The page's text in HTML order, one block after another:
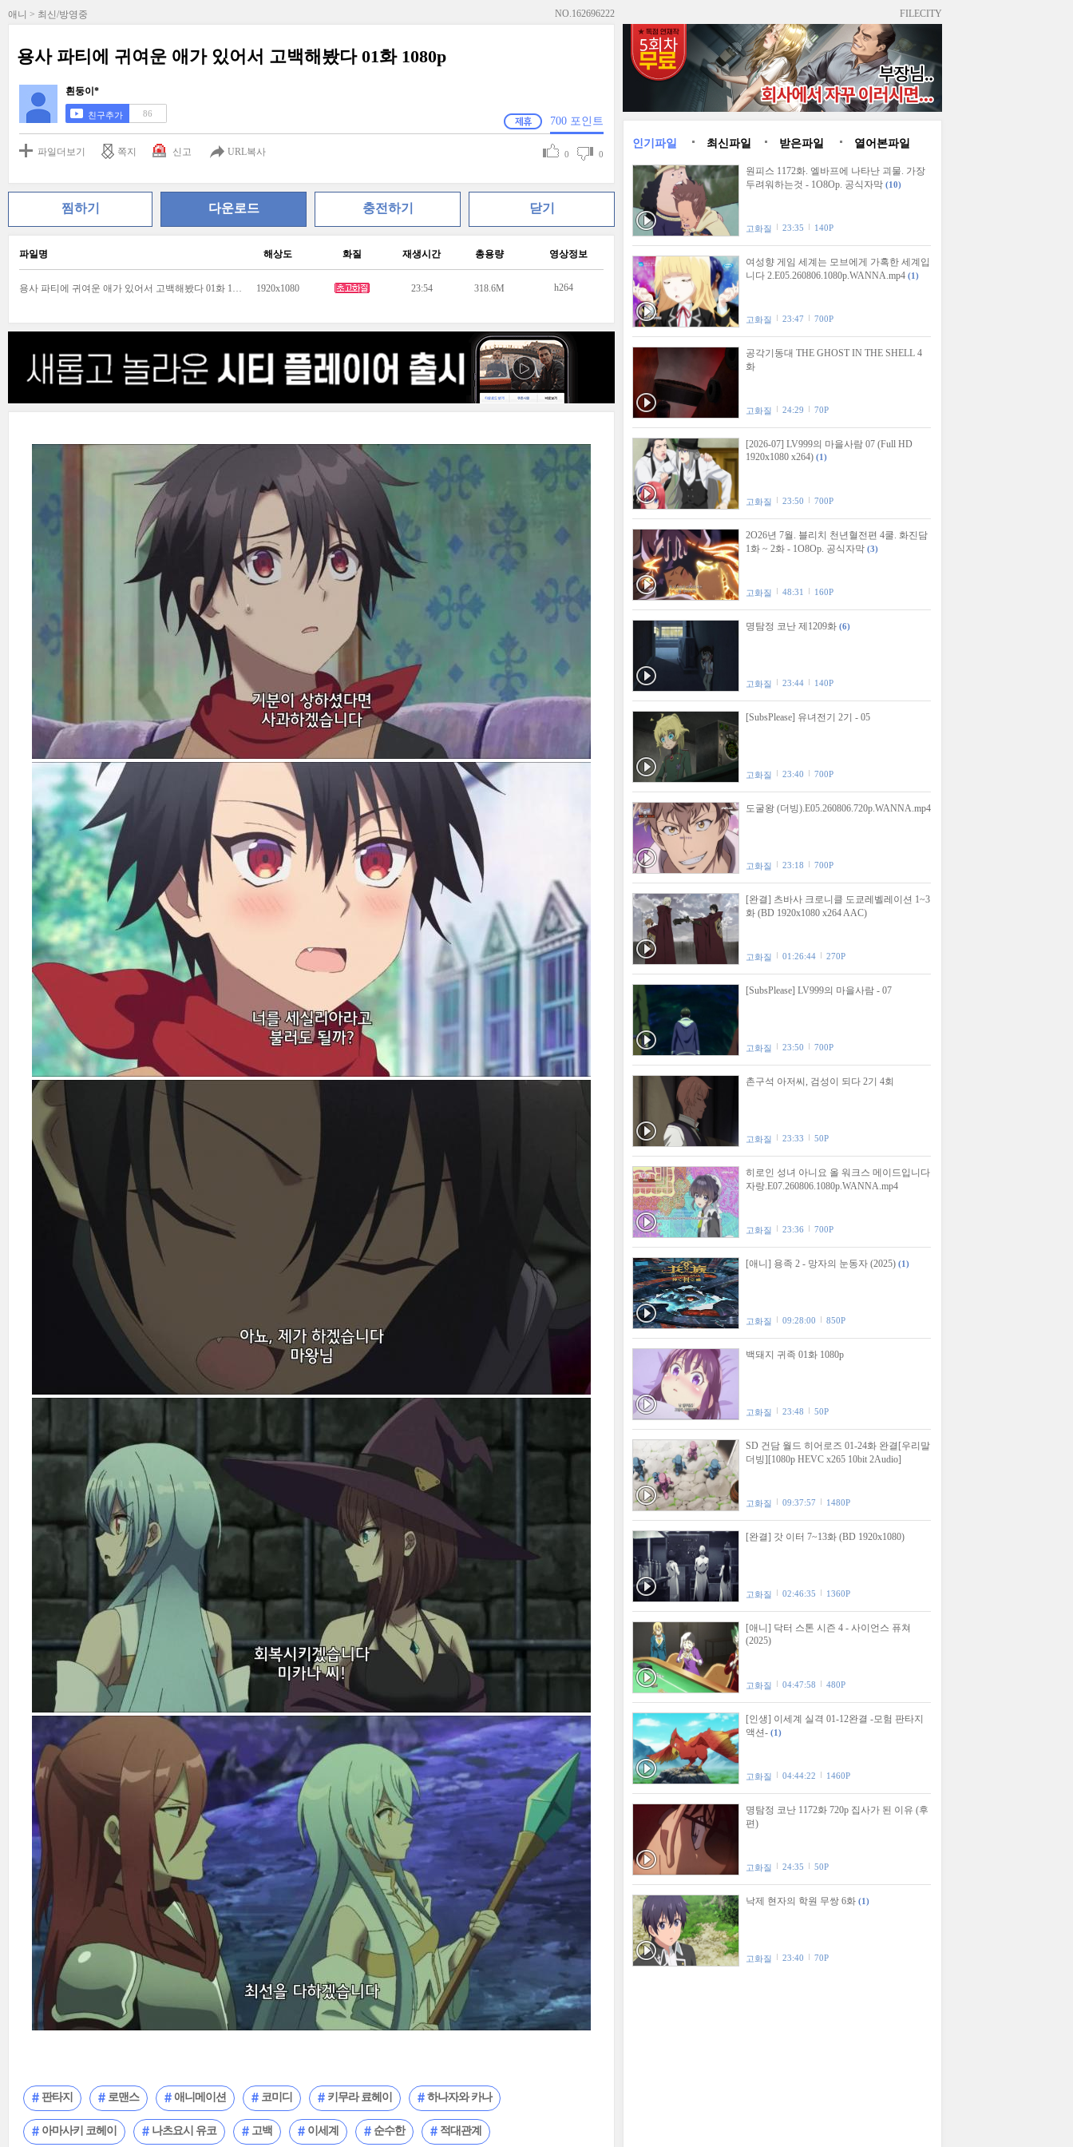
애니 > 최신/방영중 NO.162696222
용사 파티에 귀여운 애가 있어서 고백해봤다 01화 1080p
흰둥이*
친구추가 86
700 포인트
파일더보기 쪽지 신고 URL복사 0 0
찜하기 다운로드 충전하기 닫기
파일명 해상도 화질 재생시간 총용량 영상정보
용사 파티에 귀여운 애가 있어서 고백해봤다 01화 1080p.mp4 1920x1080 23:54 318.6M h264
판타지 로맨스 애니메이션 코미디 키무라 료헤이 하나자와 카나
아마사키 코헤이 나츠요시 유코 고백 이세계 순수한 적대관계
FILECITY
인기파일 최신파일 받은파일 열어본파일
원피스 1172화. 엘바프에 나타난 괴물. 가장
두려워하는것 - 1O8Op. 공식자막 (10)
고화질 23:35 140P
여성향 게임 세계는 모브에게 가혹한 세계입
니다 2.E05.260806.1080p.WANNA.mp4 (1)
고화질 23:47 700P
공각기동대 THE GHOST IN THE SHELL 4
화
고화질 24:29 70P
[2026-07] LV999의 마을사람 07 (Full HD
1920x1080 x264) (1)
고화질 23:50 700P
2O26년 7월. 블리치 천년혈전편 4쿨. 화진담
1화 ~ 2화 - 1O8Op. 공식자막 (3)
고화질 48:31 160P
명탐정 코난 제1209화 (6)
고화질 23:44 140P
[SubsPlease] 유녀전기 2기 - 05
고화질 23:40 700P
도굴왕 (더빙).E05.260806.720p.WANNA.mp4
고화질 23:18 700P
[완결] 츠바사 크로니클 도쿄레벨레이션 1~3
화 (BD 1920x1080 x264 AAC)
고화질 01:26:44 270P
[SubsPlease] LV999의 마을사람 - 07
고화질 23:50 700P
촌구석 아저씨, 검성이 되다 2기 4회
고화질 23:33 50P
히로인 성녀 아니요 올 워크스 메이드입니다
자랑.E07.260806.1080p.WANNA.mp4
고화질 23:36 700P
[애니] 용족 2 - 망자의 눈동자 (2025) (1)
고화질 09:28:00 850P
백돼지 귀족 01화 1080p
고화질 23:48 50P
SD 건담 월드 히어로즈 01-24화 완결[우리말
더빙][1080p HEVC x265 10bit 2Audio]
고화질 09:37:57 1480P
[완결] 갓 이터 7~13화 (BD 1920x1080)
고화질 02:46:35 1360P
[애니] 닥터 스톤 시즌 4 - 사이언스 퓨쳐
(2025)
고화질 04:47:58 480P
[인생] 이세계 실격 01-12완결 -모험 판타지
액션- (1)
고화질 04:44:22 1460P
명탐정 코난 1172화 720p 집사가 된 이유 (후
편)
고화질 24:35 50P
낙제 현자의 학원 무쌍 6화 (1)
고화질 23:40 70P